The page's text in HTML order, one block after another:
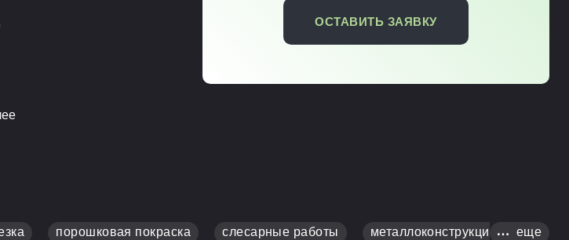
ОСТАВИТЬ ЗАЯВКУ
порошковая покраска слесарные работы металлоконструкции еще